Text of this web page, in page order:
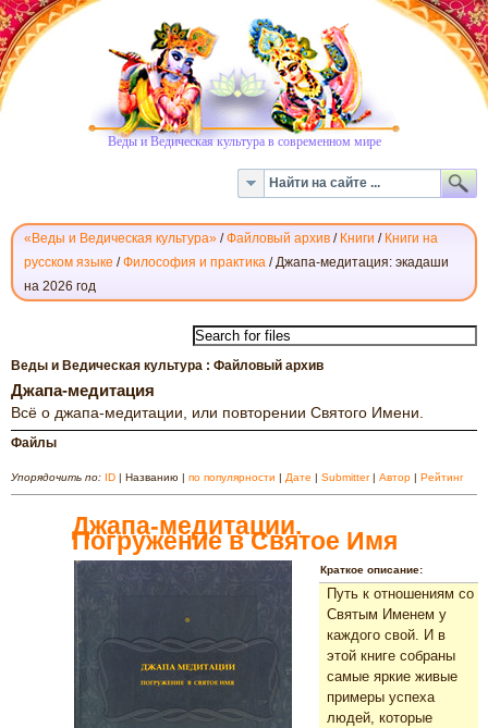
Веды и Ведическая культура в современном мире
«Веды и Ведическая культура» /Файловый архив / Книги / Книги на
русском языке /Философия и практика /Джапа-медитация: экадаши
на 2026 год
ПО
ДЖАПА-
МЕДИТАЦИИ
Веды и Ведическая культура : Файловый архив
Джапа-медитация
Всё о джапа-медитации, или повторении Святого Имени.
Файлы
Упорядочить по: ID | Названию | по популярности | Дате | Submitter| Автор | Рейтинг
Джапа-медитации.
Погружение в Святое Имя
Краткое описание:
Путь к отношениям со
Святым Именем у
каждого свой. И в
этой книге собраны
самые яркие живые
примеры успеха
людей, которые